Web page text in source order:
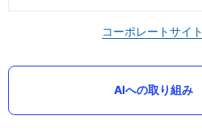
コーポレートサイト
AIへの取り組み